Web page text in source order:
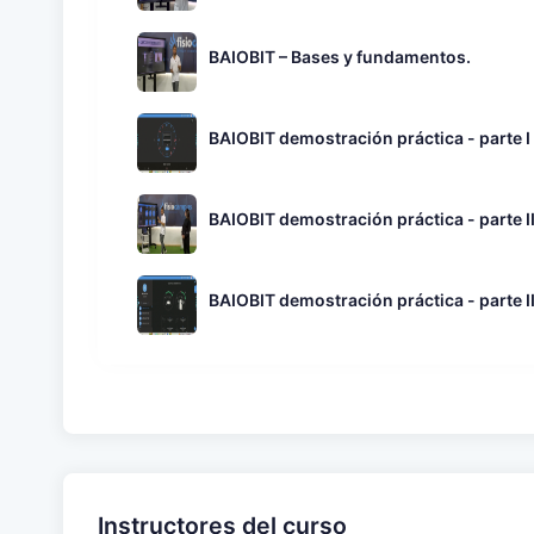
BAIOBIT – Bases y fundamentos.
BAIOBIT demostración práctica - parte I
BAIOBIT demostración práctica - parte II
BAIOBIT demostración práctica - parte
Instructores del curso